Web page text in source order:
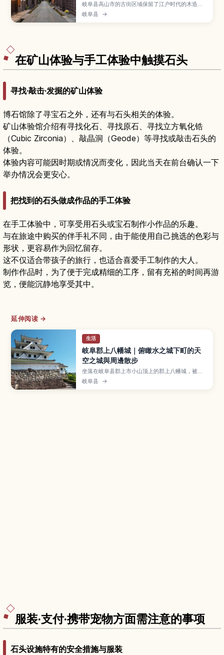
岐阜县高山市的古街区域保留了江户时代的木造町
家，被称为“三町老街”，红色中桥与清晨热闹的朝
市更是人气拍照景点。本文带你认识高山古街的必
岐阜县 →
在矿山体验与手工体验中触摸石头
寻找·敲击·发掘的矿山体验
博石馆除了寻宝石之外，还有与石头相关的体验。
矿山体验馆介绍有寻找化石、寻找原石、寻找立方氧化锆
（Cubic Zirconia）、敲晶洞（Geode）等寻找或敲击石头的
体验。
体验内容可能因时期或情况而变化，因此当天在前台确认一下
举办情况会更安心。
把找到的石头做成作品的手工体验
在手工体验中，可享受用石头或宝石制作小作品的乐趣。
与在旅途中购买的伴手礼不同，由于能使用自己挑选的色彩与
形状，更容易作为回忆留存。
这不仅适合带孩子的旅行，也适合喜爱手工制作的大人。
制作作品时，为了便于完成精细的工序，留有充裕的时间再游
览，便能沉静地享受其中。
延伸阅读 →
生活
岐阜郡上八幡城｜俯瞰水之城下町的天
空之城與周邊散步
坐落在岐阜县郡上市小山顶上的郡上八幡城，被称
为「天空之城」，从白墙天守可以眺望郡上八幡水
乡城下町与四季变幻的群山景色。本文介绍天守观
岐阜县 →
服装·支付·携带宠物方面需注意的事项
石头设施特有的安全措施与服装